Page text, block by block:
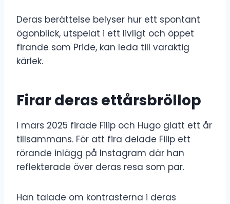
Deras berättelse belyser hur ett spontant
ögonblick, utspelat i ett livligt och öppet
firande som Pride, kan leda till varaktig
kärlek.
Firar deras ettårsbröllop
I mars 2025 firade Filip och Hugo glatt ett år
tillsammans. För att fira delade Filip ett
rörande inlägg på Instagram där han
reflekterade över deras resa som par.
Han talade om kontrasterna i deras